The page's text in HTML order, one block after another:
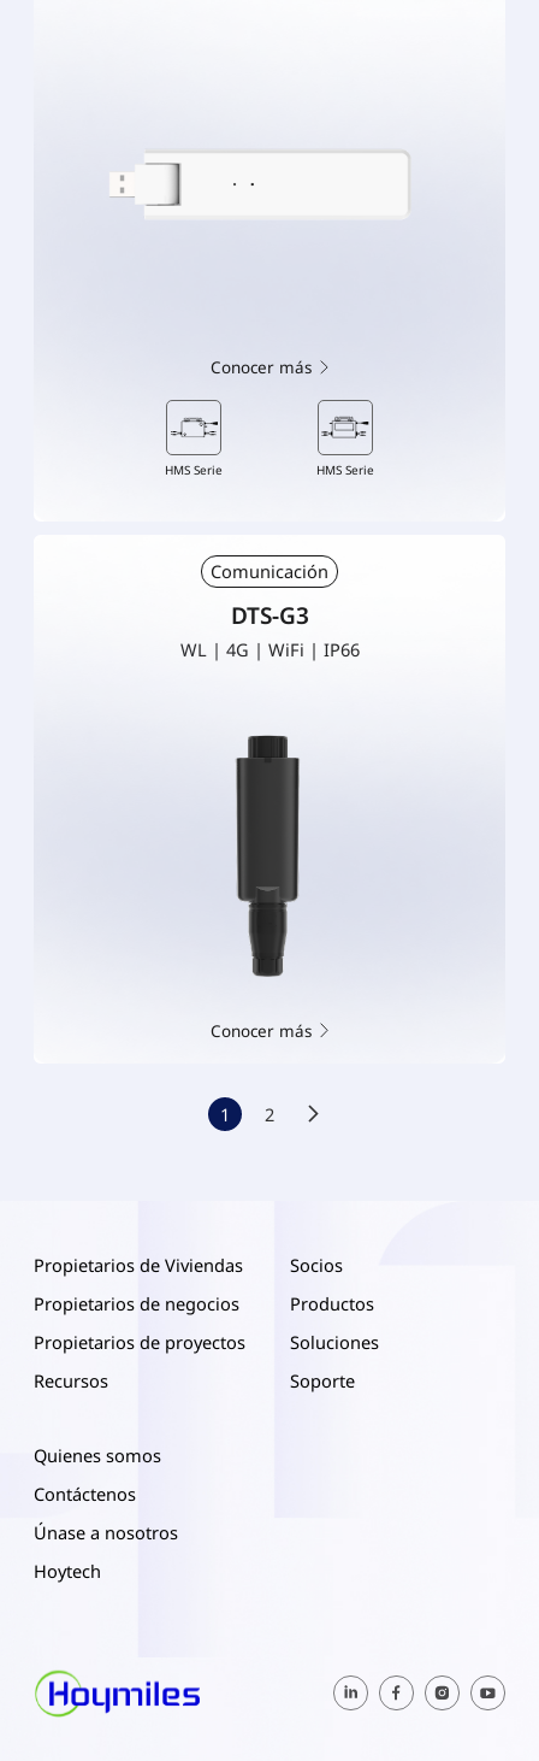
Conocer más
HMS Serie HMS Serie
Comunicación
DTS-G3
WL | 4G | WiFi | IP66
Conocer más
1 2
Propietarios de Viviendas
Propietarios de negocios
Propietarios de proyectos
Recursos
Socios
Productos
Soluciones
Soporte
Quienes somos
Contáctenos
Únase a nosotros
Hoytech